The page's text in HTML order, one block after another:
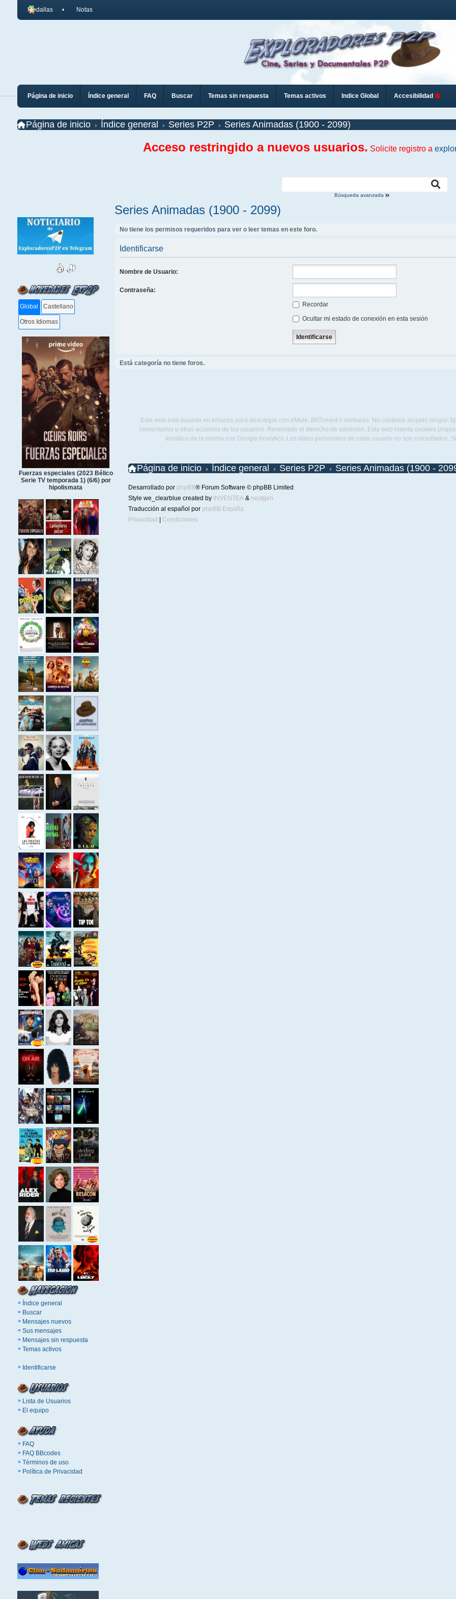
Medallas Notas
Página de inicio Índice general FAQ Buscar Temas sin respuesta Temas activos Indice Global Accesibilidad
Página de inicio Índice general Series P2P Series Animadas (1900 - 2099)
Acceso restringido a nuevos usuarios. Solicite registro a
Búsqueda avanzada
Global Castellano
Otros Idiomas
Fuerzas especiales (2023 Bélico
Serie TV temporada 1) (6/6) por
hipolismata
Índice general
Buscar
Mensajes nuevos
Sus mensajes
Mensajes sin respuesta
Temas activos
Identificarse
Lista de Usuarios
El equipo
FAQ
FAQ BBcodes
Términos de uso
Política de Privacidad
Series Animadas (1900 - 2099)
No tiene los permisos requeridos para ver o leer temas en este foro.
Identificarse
Nombre de Usuario:
Contraseña:
Recordar
Ocultar mi estado de conexión en esta sesión
Está categoría no tiene foros.
Esta web está basada en enlaces para descargar con eMule, BitTorrent o similares. No contiene alojado ningún
comentarios u otras acciones de los usuarios. Reservado el derecho de admisión. Esta web inserta cookies
temática de la misma con Google Analytics. Los datos personales de cada usuario no son consultados.
Página de inicio Índice general Series P2P Series Animadas (1900 -
Desarrollado por phpBB® Forum Software © phpBB Limited
Style we_clearblue created by INVENTEA& nextgen
Traducción al español por phpBB España
Privacidad
Condiciones